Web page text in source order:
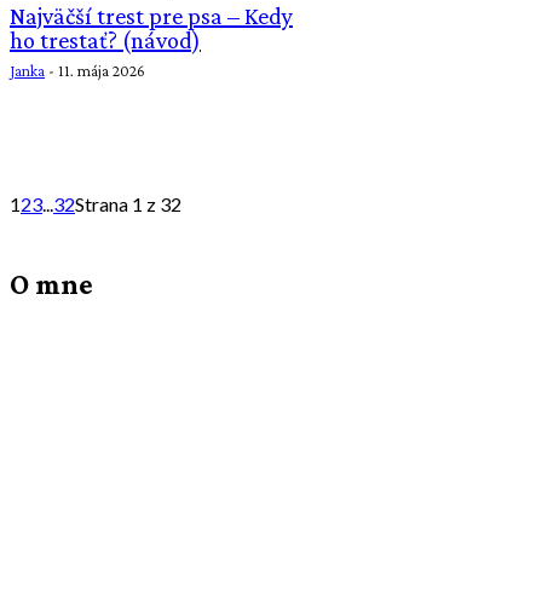
Najväčší trest pre psa – Kedy
ho trestať? (návod)
Janka - 11. mája 2026
123 32Strana 1 z 32
O mne